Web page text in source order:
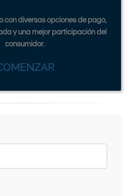
con diversas opciones de pago,
y una mejor participación del
consumidor.